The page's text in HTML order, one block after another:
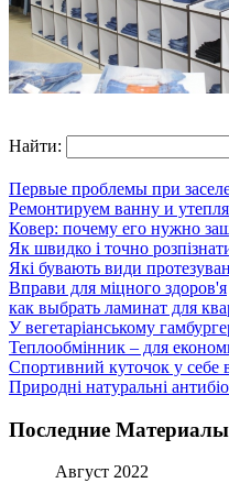
Найти:
Первые проблемы при
Ремонтируем ванну и
Ковер: почему его нужно
Як швидко і точно
Які бувають види
Вправи для міцного здоров'я
как выбрать ламинат для
У вегетаріанському
Теплообмінник – для
Спортивний куточок у себе
Природні натуральні
Последние Материалы
Август 2022